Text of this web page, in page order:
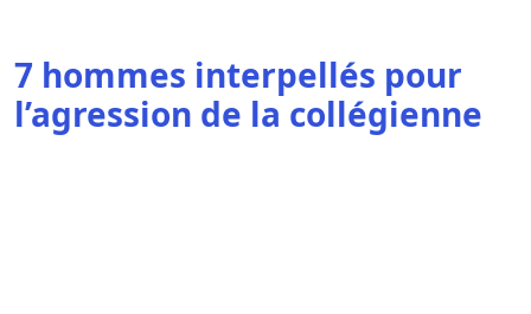
7 hommes interpellés pour
l’agression de la collégienne